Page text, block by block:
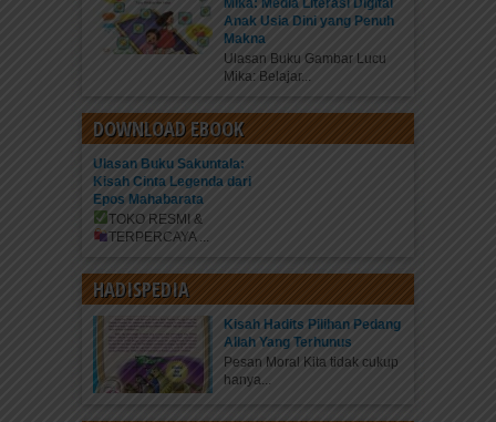
Mika: Media Literasi Digital
Anak Usia Dini yang Penuh
Makna
Ulasan Buku Gambar Lucu
Mika: Belajar...
DOWNLOAD EBOOK
Ulasan Buku Sakuntala:
Kisah Cinta Legenda dari
Epos Mahabarata
TOKO RESMI &
TERPERCAYA ...
HADISPEDIA
Kisah Hadits Pilihan Pedang
Allah Yang Terhunus
Pesan Moral Kita tidak cukup
hanya...